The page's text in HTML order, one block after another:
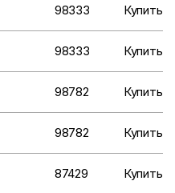
98333 Купить
98333 Купить
98782 Купить
98782 Купить
87429 Купить